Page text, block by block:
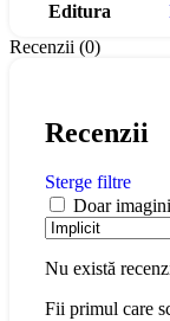
Editura
Recenzii (0)
Recenzii
Sterge filtre
Doar imagini
Nu există
Fii primul care